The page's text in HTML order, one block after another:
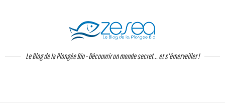
Le Blog de la Plongée Bio - Découvrir un monde secret... et s'émerveiller !